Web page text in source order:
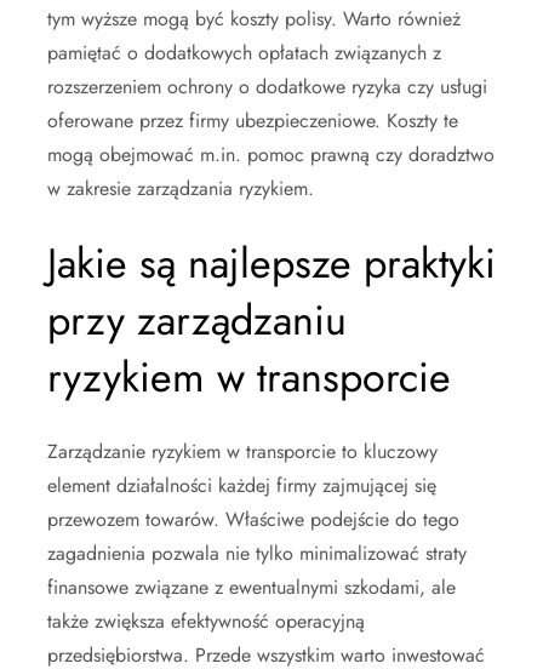
tym wyższe mogą być koszty polisy. Warto również
pamiętać o dodatkowych opłatach związanych z
rozszerzeniem ochrony o dodatkowe ryzyka czy usługi
oferowane przez firmy ubezpieczeniowe. Koszty te
mogą obejmować m.in. pomoc prawną czy doradztwo
w zakresie zarządzania ryzykiem.
Jakie są najlepsze praktyki
przy zarządzaniu
ryzykiem w transporcie
Zarządzanie ryzykiem w transporcie to kluczowy
element działalności każdej firmy zajmującej się
przewozem towarów. Właściwe podejście do tego
zagadnienia pozwala nie tylko minimalizować straty
finansowe związane z ewentualnymi szkodami, ale
także zwiększa efektywność operacyjną
przedsiębiorstwa. Przede wszystkim warto inwestować